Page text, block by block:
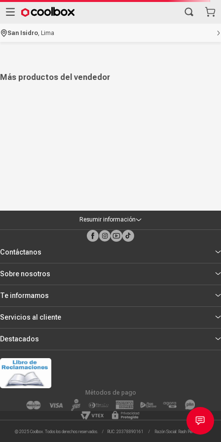
San Isidro ,Lima
Más productos del vendedor
Resumir información
Contáctanos
Sobre nosotros
Te informamos
Servicios al cliente
Destacados
Métodos de pago
© 2025 Coolbox. Todos los derechos reservados. / RUC: 20378890161 / Razón Social: Rash Peru S.R.L.